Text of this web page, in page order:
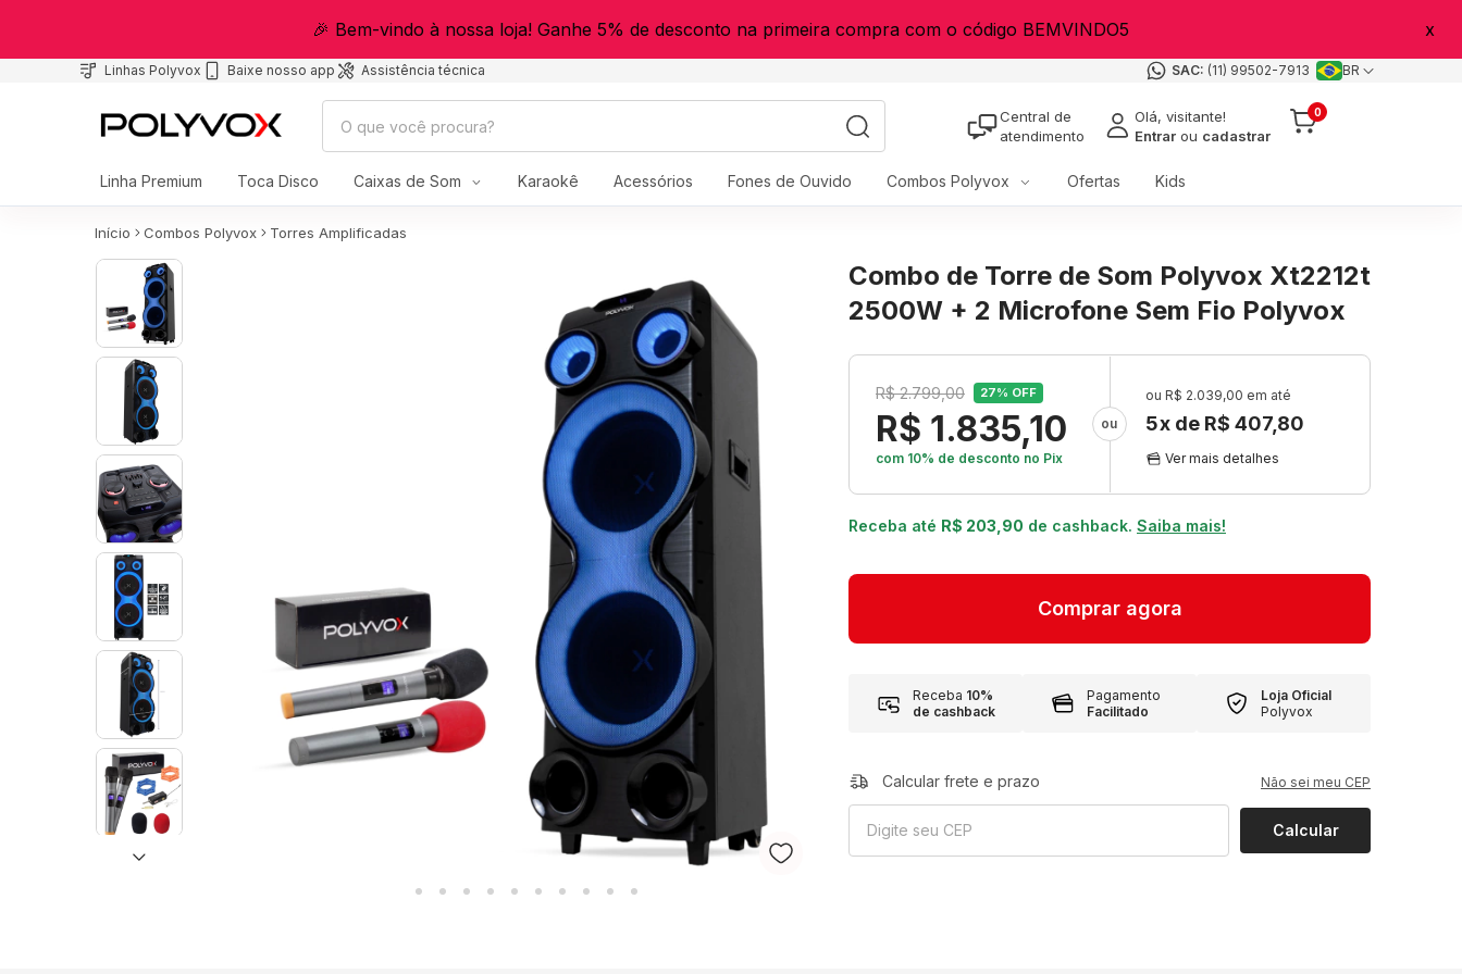
🎉 Bem-vindo à nossa loja! Ganhe 5% de desconto na primeira compra com o código BEMVINDO5 x
Linhas Polyvox Baixe nosso app Assistência técnica (11) 99502-7913 BR
Central de
atendimento
Olá, visitante!
Entrar ou cadastrar
0
Linha Premium Toca Disco Caixas de Som Karaokê Acessórios Fones de Ouvido Combos Polyvox Ofertas Kids
Início Combos Polyvox Torres Amplificadas
Combo de Torre de Som Polyvox Xt2212t
2500W + 2 Microfone Sem Fio Polyvox
27% OFF
R$ 2.799,00
R$ 1.835,10
com 10% de desconto no Pix
R$ 2.039,00
5x de R$ 407,80
Ver mais detalhes
Receba até R$ 203,90 de cashback. Saiba mais!
Receba 10%
de cashback
Pagamento
Facilitado
Loja Oficial
Polyvox
Calcular frete e prazo
Calcular
Não sei meu CEP